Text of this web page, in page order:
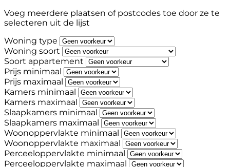
Voeg meerdere plaatsen of postcodes toe door ze te
selecteren uit de lijst
Woning type
Woning soort
Soort appartement
Prijs minimaal
Prijs maximaal
Kamers minimaal
Kamers maximaal
Slaapkamers minimaal
Slaapkamers maximaal
Woonoppervlakte minimaal
Woonoppervlakte maximaal
Perceeloppervlakte minimaal
Perceeloppervlakte maximaal